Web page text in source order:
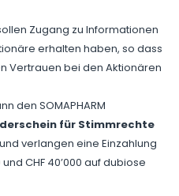
Zugang zu Informationen
erhalten haben, so dass
Vertrauen bei den Aktionären
den SOMAPHARM
für Stimmrechte
verlangen eine Einzahlung
CHF 40’000 auf dubiose